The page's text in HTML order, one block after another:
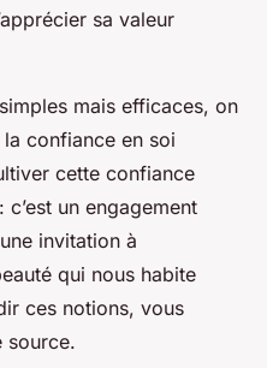
sa valeur
mais efficaces, on
confiance en soi
cette confiance
c’est un engagement
invitation à
qui nous habite
ces notions, vous
source.